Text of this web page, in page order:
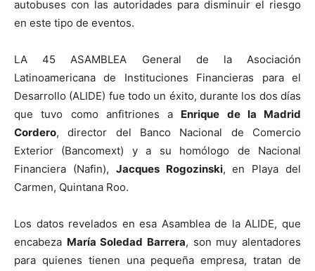
autobuses con las autoridades para disminuir el riesgo
en este tipo de eventos.
LA 45 ASAMBLEA General de la Asociación
Latinoamericana de Instituciones Financieras para el
Desarrollo (ALIDE) fue todo un éxito, durante los dos días
que tuvo como anfitriones a Enrique de la Madrid
Cordero, director del Banco Nacional de Comercio
Exterior (Bancomext) y a su homólogo de Nacional
Financiera (Nafin), Jacques Rogozinski, en Playa del
Carmen, Quintana Roo.
Los datos revelados en esa Asamblea de la ALIDE, que
encabeza María Soledad Barrera, son muy alentadores
para quienes tienen una pequeña empresa, tratan de